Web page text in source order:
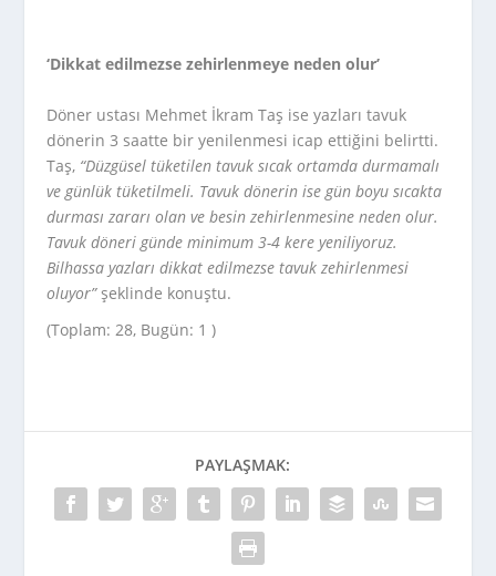
‘Dikkat edilmezse zehirlenmeye neden olur’
Döner ustası Mehmet İkram Taş ise yazları tavuk
dönerin 3 saatte bir yenilenmesi icap ettiğini belirtti.
Taş, “Düzgüsel tüketilen tavuk sıcak ortamda durmamalı
ve günlük tüketilmeli. Tavuk dönerin ise gün boyu sıcakta
durması zararı olan ve besin zehirlenmesine neden olur.
Tavuk döneri günde minimum 3-4 kere yeniliyoruz.
Bilhassa yazları dikkat edilmezse tavuk zehirlenmesi
oluyor”şeklinde konuştu.
(Toplam: 28, Bugün: 1 )
PAYLAŞMAK: